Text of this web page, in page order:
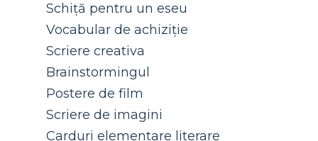
Schiță pentru un eseu
Vocabular de achiziție
Scriere creativa
Brainstormingul
Postere de film
Scriere de imagini
Carduri elementare literare